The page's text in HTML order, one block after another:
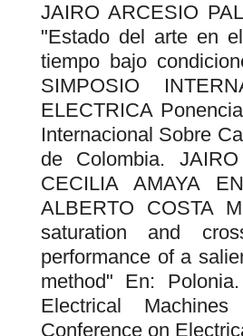
JAIRO ARCESIO
"Estado del arte en
tiempo bajo
SIMPOSIO
ELECTRICA
Internacional Sobre
de Colombia.
CECILIA AMAYA
ALBERTO COSTA
saturation and
performance of a
method" En:
Electrical
Conference on